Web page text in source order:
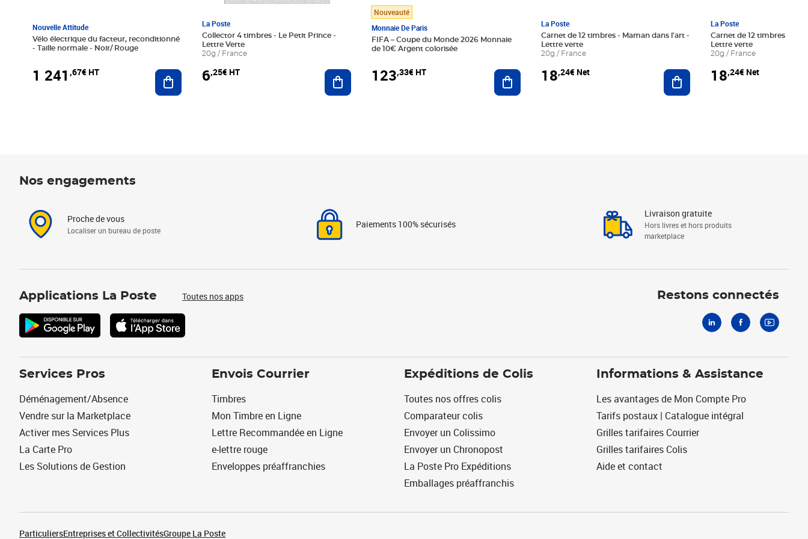
Nouvelle Attitude
Vélo électrique du facteur, reconditionné
- Taille normale - Noir/ Rouge
1 241 ,67€ HT Ajouter au panier
La Poste
Collector 4 timbres - Le Petit Prince -
Lettre Verte
20g / France
6,25€ HT Ajouter au panier
Nouveauté
Monnaie De Paris
FIFA – Coupe du Monde 2026 Monnaie
de 10€ Argent colorisée
123,33€ HT Ajouter au panier
La Poste
Carnet de 12 timbres - Maman dans l'art -
Lettre verte
20g / France
18,24€ Net Ajouter au panier
La Poste
Carnet de 12 timbres - Le
Lettre verte
20g / France
18,24€ Net
Nos engagements
Proche de vous
Localiser un bureau de poste
Paiements 100% sécurisés
Livraison gratuite
Hors livres et hors produits
marketplace
Applications La Poste Toutes nos apps Restons connectés
Services Pros
Déménagement/Absence
Vendre sur la Marketplace
Activer mes Services Plus
La Carte Pro
Les Solutions de Gestion
Envois Courrier
Timbres
Mon Timbre en Ligne
Lettre Recommandée en Ligne
e-lettre rouge
Enveloppes préaffranchies
Expéditions de Colis
Toutes nos offres colis
Comparateur colis
Envoyer un Colissimo
Envoyer un Chronopost
La Poste Pro Expéditions
Emballages préaffranchis
Informations & Assistance
Les avantages de Mon Compte Pro
Tarifs postaux | Catalogue intégral
Grilles tarifaires Courrier
Grilles tarifaires Colis
Aide et contact
ParticuliersEntreprises et CollectivitésGroupe La Poste